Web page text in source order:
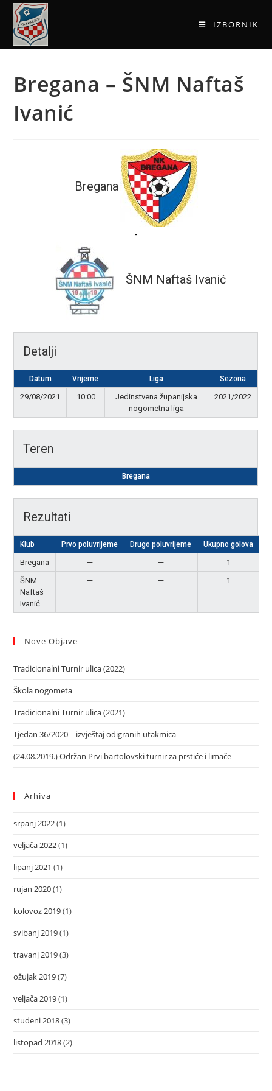
IZBORNIK
Bregana – ŠNM Naftaš
Ivanić
Bregana
-
ŠNM Naftaš Ivanić
Detalji
Datum Vrijeme Liga Sezona
29/08/2021 10:00
Jedinstvena županijska
nogometna liga
2021/2022
Teren
Bregana
Rezultati
Klub Prvo poluvrijeme Drugo poluvrijeme Ukupno golova
Bregana — — 1
ŠNM
Naftaš
Ivanić
— — 1
Nove Objave
Tradicionalni Turnir ulica (2022)
Škola nogometa
Tradicionalni Turnir ulica (2021)
Tjedan 36/2020 – izvještaj odigranih utakmica
(24.08.2019.) Održan Prvi bartolovski turnir za prstiće i limače
Arhiva
srpanj 2022(1)
veljača 2022(1)
lipanj 2021 (1)
rujan 2020(1)
kolovoz 2019(1)
svibanj 2019(1)
travanj 2019(3)
ožujak 2019(7)
veljača 2019(1)
studeni 2018(3)
listopad 2018(2)